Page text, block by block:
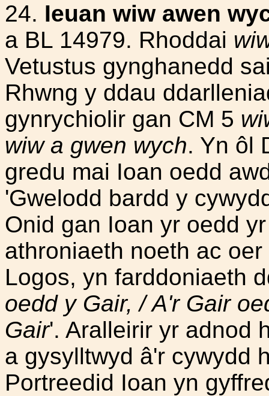
24. Ieuan wiw awen
a BL 14979. Rhoddai
Vetustus gynghanedd
Rhwng y ddau
gynrychiolir gan CM 5
wiw a gwen wych. Yn ôl
gredu mai Ioan oedd
'Gwelodd bardd y
Onid gan Ioan yr oedd
athroniaeth noeth ac
Logos, yn farddoniaeth
oedd y Gair, / A'r Gair
Gair'. Aralleirir yr adnod
a gysylltwyd â'r cywydd
Portreedid Ioan yn